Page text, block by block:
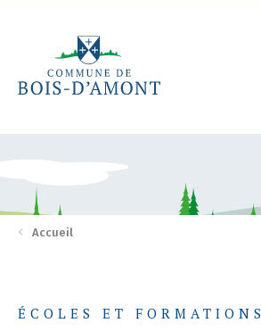
Accueil
ÉCOLES ET FORMATIONS